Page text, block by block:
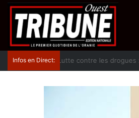
Infos en Direct: Lutte contre les